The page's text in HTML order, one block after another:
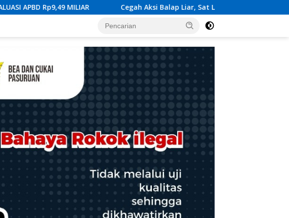
Cegah Aksi Balap Liar, Sat Lantas Polres Karangasem Gelar Patroli pada Malam